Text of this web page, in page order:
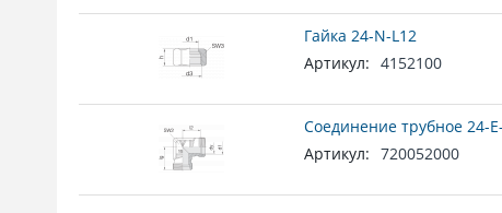
Гайка 24-N-L12
Артикул: 4152100
Соединение трубное 24-
Артикул: 720052000